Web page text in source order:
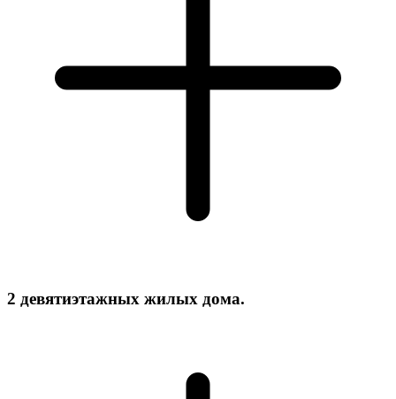
2 девятиэтажных жилых дома.